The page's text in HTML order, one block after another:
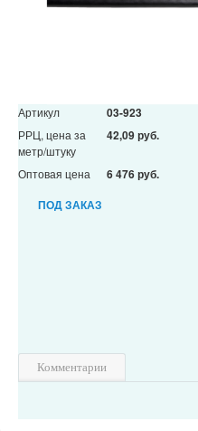
Артикул 03-923
РРЦ, цена за
метр/штуку
42,09 руб.
Оптовая цена
6 476 руб.
ПОД ЗАКАЗ
Комментарии